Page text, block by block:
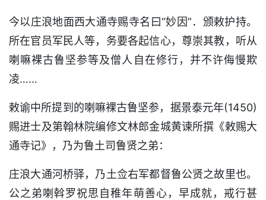
今以庄浪地面西大通寺赐寺名曰“妙因”．颁敕护持。
所在官员军民人等，务要各起信心，尊崇其教，听从
喇嘛裸古鲁坚参等及僧人自在修行，并不许侮慢欺
凌……
敕谕中所提到的喇嘛裸古鲁坚参，据景泰元年(1450)
赐进士及第翰林院编修文林郎金城黄谏所撰《敕赐大
通寺记》，乃为鲁土司鲁贤之弟：
庄浪大通河桥驿，乃土佥右军都督鲁公贤之故里也。
公之弟喇斡罗祝思自稚年萌善心，早成就，戒行甚